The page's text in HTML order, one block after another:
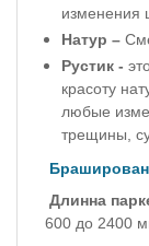
изменения
Натур –
Рустик -
красоту
любые
трещины,
Длинна
600 до 2400